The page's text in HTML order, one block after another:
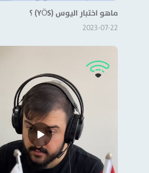
ماهو اختبار اليوس (YÖS) ؟
2023-07-22